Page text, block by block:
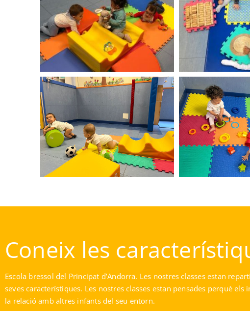
Coneix les
Escola bressol del Principat d’Andorra. Les nostres classes estan
seves característiques. Les nostres classes estan pensades perquè
la relació amb altres infants del seu entorn.